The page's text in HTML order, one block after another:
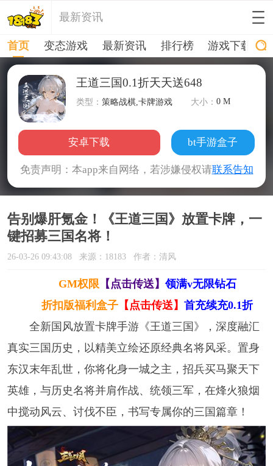
最新资讯
首页 变态游戏 最新资讯 排行榜 游戏下载
王道三国0.1折天天送648
类型：策略战棋,卡牌游戏 大小：0 M
安卓下载 bt手游盒子
免责声明：本app来自网络，若涉嫌侵权请联系告知
告别爆肝氪金！《王道三国》放置卡牌，一
键招募三国名将！
26-03-26 09:43:08 来源：18183 作者：清风
GM权限 【点击传送】 领满v无限钻石
折扣版福利盒子 【点击传送】首充续充0.1折
全新国风放置卡牌手游《王道三国》，深度融汇
真实三国历史，以精美立绘还原经典名将风采。置身
东汉末年乱世，你将化身一城之主，招兵买马聚天下
英雄，与历史名将并肩作战、统领三军，在烽火狼烟
中搅动风云、讨伐不臣，书写专属你的三国篇章！